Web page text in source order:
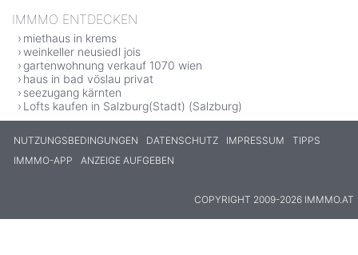
IMMMO ENTDECKEN
miethaus in krems
weinkeller neusiedl jois
gartenwohnung verkauf 1070 wien
haus in bad vöslau privat
seezugang kärnten
Lofts kaufen in Salzburg(Stadt) (Salzburg)
NUTZUNGSBEDINGUNGEN DATENSCHUTZ IMPRESSUM
TIPPS
IMMMO-APP
ANZEIGE AUFGEBEN
COPYRIGHT 2009-2026 IMMMO.AT